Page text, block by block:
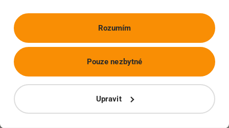
Rozumím
Upravit
Pouze nezbytné